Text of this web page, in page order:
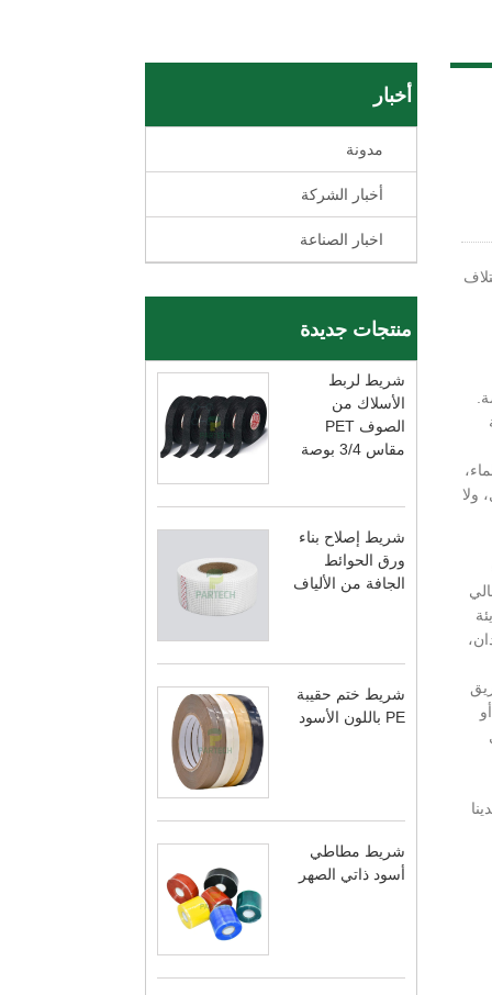
أخبار
مدونة
أخبار الشركة
اخبار الصناعة
منتجات جديدة
شريط لربط
الأسلاك من
الصوف PET
مقاس 3/4 بوصة
شريط إصلاح بناء
ورق الحوائط
الجافة من الألياف
شريط ختم حقيبة
PE باللون الأسود
شريط مطاطي
أسود ذاتي الصهر
ولا